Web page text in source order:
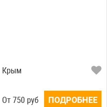
Крым
Oт750руб ПОДРОБНЕЕ